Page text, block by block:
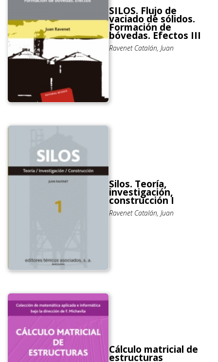
SILOS. Flujo de
vaciado de sólidos.
Formación de
bóvedas. Efectos III
Ravenet Catalán, Juan
Silos. Teoría,
investigación,
construcción I
Ravenet Catalán, Juan
Cálculo matricial de
estructuras